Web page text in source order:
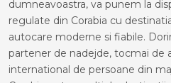
dumneavoastra, va punem la
regulate din Corabia cu
autocare moderne si fiabile.
partener de nadejde, tocmai de
international de persoane din